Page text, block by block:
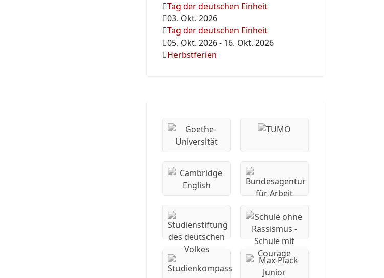
Tag der deutschen Einheit
03. Okt. 2026
Tag der deutschen Einheit
05. Okt. 2026- 16. Okt. 2026
Herbstferien